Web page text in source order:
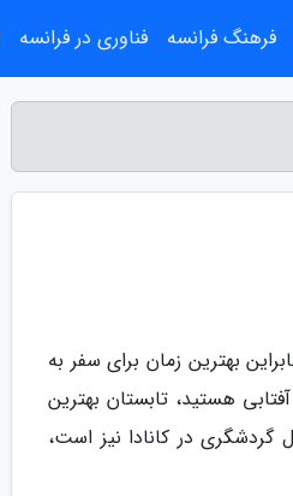
بهترین زمان برای سفر به
هستید، تابستان بهترین
در کانادا نیز است،
فرهنگ فرانسه فناوری در فرانسه